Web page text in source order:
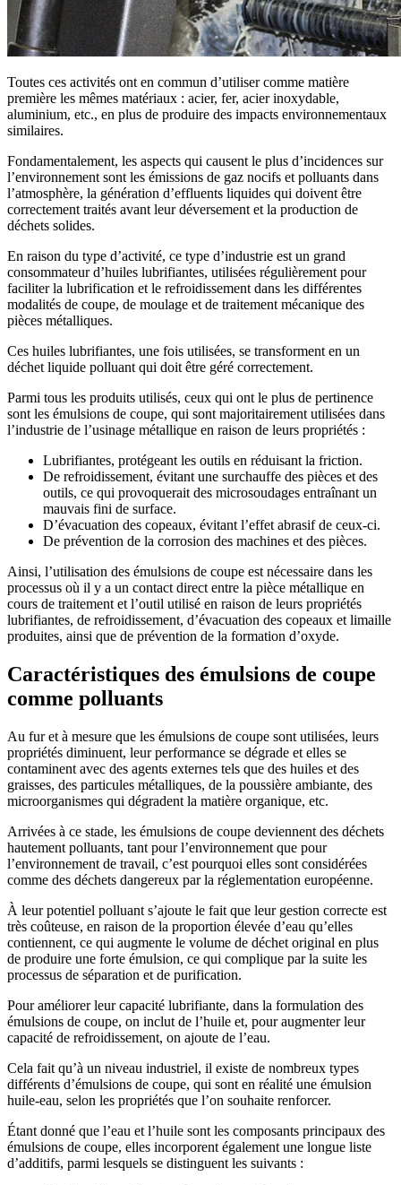
Toutes ces activités ont en commun d’utiliser comme matière
première les mêmes matériaux : acier, fer, acier inoxydable,
aluminium, etc., en plus de produire des impacts environnementaux
similaires.
Fondamentalement, les aspects qui causent le plus d’incidences sur
l’environnement sont les émissions de gaz nocifs et polluants dans
l’atmosphère, la génération d’effluents liquides qui doivent être
correctement traités avant leur déversement et la production de
déchets solides.
En raison du type d’activité, ce type d’industrie est un grand
consommateur d’huiles lubrifiantes, utilisées régulièrement pour
faciliter la lubrification et le refroidissement dans les différentes
modalités de coupe, de moulage et de traitement mécanique des
pièces métalliques.
Ces huiles lubrifiantes, une fois utilisées, se transforment en un
déchet liquide polluant qui doit être géré correctement.
Parmi tous les produits utilisés, ceux qui ont le plus de pertinence
sont les émulsions de coupe, qui sont majoritairement utilisées dans
l’industrie de l’usinage métallique en raison de leurs propriétés :
Lubrifiantes, protégeant les outils en réduisant la friction.
De refroidissement, évitant une surchauffe des pièces et des
outils, ce qui provoquerait des microsoudages entraînant un
mauvais fini de surface.
D’évacuation des copeaux, évitant l’effet abrasif de ceux-ci.
De prévention de la corrosion des machines et des pièces.
Ainsi, l’utilisation des émulsions de coupe est nécessaire dans les
processus où il y a un contact direct entre la pièce métallique en
cours de traitement et l’outil utilisé en raison de leurs propriétés
lubrifiantes, de refroidissement, d’évacuation des copeaux et limaille
produites, ainsi que de prévention de la formation d’oxyde.
Caractéristiques des émulsions de coupe
comme polluants
Au fur et à mesure que les émulsions de coupe sont utilisées, leurs
propriétés diminuent, leur performance se dégrade et elles se
contaminent avec des agents externes tels que des huiles et des
graisses, des particules métalliques, de la poussière ambiante, des
microorganismes qui dégradent la matière organique, etc.
Arrivées à ce stade, les émulsions de coupe deviennent des déchets
hautement polluants, tant pour l’environnement que pour
l’environnement de travail, c’est pourquoi elles sont considérées
comme des déchets dangereux par la réglementation européenne.
À leur potentiel polluant s’ajoute le fait que leur gestion correcte est
très coûteuse, en raison de la proportion élevée d’eau qu’elles
contiennent, ce qui augmente le volume de déchet original en plus
de produire une forte émulsion, ce qui complique par la suite les
processus de séparation et de purification.
Pour améliorer leur capacité lubrifiante, dans la formulation des
émulsions de coupe, on inclut de l’huile et, pour augmenter leur
capacité de refroidissement, on ajoute de l’eau.
Cela fait qu’à un niveau industriel, il existe de nombreux types
différents d’émulsions de coupe, qui sont en réalité une émulsion
huile-eau, selon les propriétés que l’on souhaite renforcer.
Étant donné que l’eau et l’huile sont les composants principaux des
émulsions de coupe, elles incorporent également une longue liste
d’additifs, parmi lesquels se distinguent les suivants :